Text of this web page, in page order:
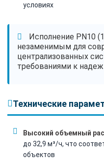
условиях
Исполнение PN10
незаменимым для
централизованных
требованиями к
Технические
Высокий объемный
до 32,9 м³/ч, что
объектов